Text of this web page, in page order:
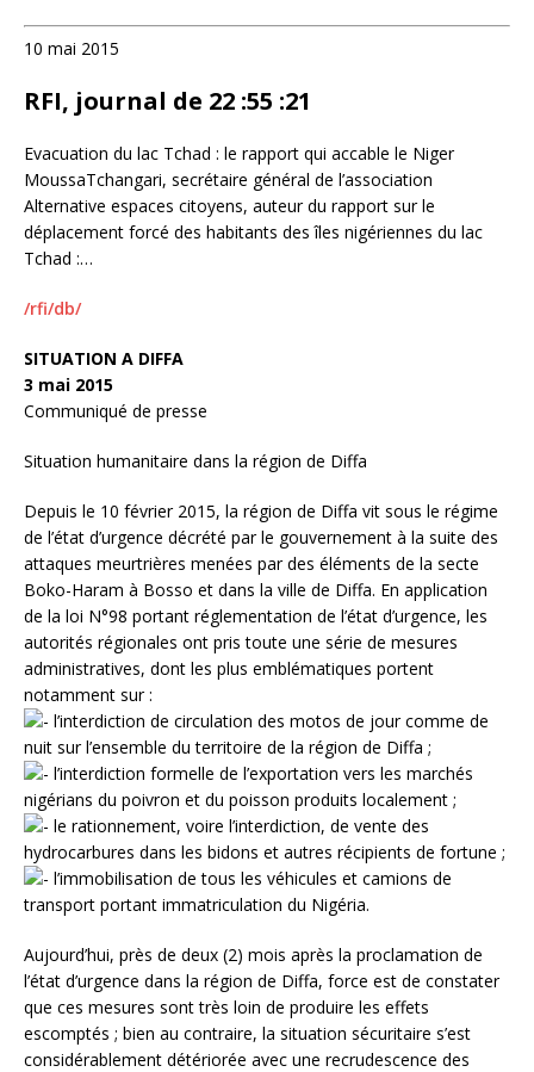
10 mai 2015
RFI, journal de 22 :55 :21
Evacuation du lac Tchad : le rapport qui accable le Niger
MoussaTchangari, secrétaire général de l’association
Alternative espaces citoyens, auteur du rapport sur le
déplacement forcé des habitants des îles nigériennes du lac
Tchad :…
/rfi/db/
SITUATION A DIFFA
3 mai 2015
Communiqué de presse
Situation humanitaire dans la région de Diffa
Depuis le 10 février 2015, la région de Diffa vit sous le régime
de l’état d’urgence décrété par le gouvernement à la suite des
attaques meurtrières menées par des éléments de la secte
Boko-Haram à Bosso et dans la ville de Diffa. En application
de la loi N°98 portant réglementation de l’état d’urgence, les
autorités régionales ont pris toute une série de mesures
administratives, dont les plus emblématiques portent
notamment sur :
l’interdiction de circulation des motos de jour comme de
nuit sur l’ensemble du territoire de la région de Diffa ;
l’interdiction formelle de l’exportation vers les marchés
nigérians du poivron et du poisson produits localement ;
le rationnement, voire l’interdiction, de vente des
hydrocarbures dans les bidons et autres récipients de fortune ;
l’immobilisation de tous les véhicules et camions de
transport portant immatriculation du Nigéria.
Aujourd’hui, près de deux (2) mois après la proclamation de
l’état d’urgence dans la région de Diffa, force est de constater
que ces mesures sont très loin de produire les effets
escomptés ; bien au contraire, la situation sécuritaire s’est
considérablement détériorée avec une recrudescence des